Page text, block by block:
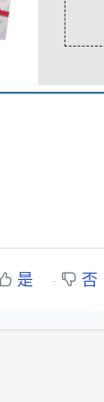
是 否